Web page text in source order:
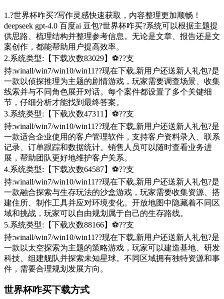
1.?世界杯咋买?写作灵感快速获取，内容整理更加顺畅！
deepseek gpt-4.0 百度ai 豆包?世界杯咋买?系统可以根据主题提
供思路、梳理结构并整理参考信息。无论是文章、报告还是文
案创作，都能帮助用户提高效率。
2.系统类型:【下载次数83029】⚽??支
持:winall/win7/win10/win11??现在下载,新用户还送新人礼包?是
一款以侦探推理为主题的剧情游戏，玩家需要调查场景、收集
线索并与不同角色展开对话。每个案件都设置了多个关键细
节，仔细分析才能找到最终答案。
3.系统类型:【下载次数47311】⚽??支
持:winall/win7/win10/win11??现在下载,新用户还送新人礼包?是
一款适合企业使用的客户管理软件，支持客户资料录入、联系
记录、订单跟踪和数据统计。销售人员可以随时查看业务进
展，帮助团队更好地维护客户关系。
4.系统类型:【下载次数64587】⚽??支
持:winall/win7/win10/win11??现在下载,新用户还送新人礼包?是
一款融合探索与生存玩法的沙盒游戏，玩家需要收集资源、搭
建住所、制作工具并应对环境变化。开放地图中隐藏着不同区
域和挑战，玩家可以自由规划属于自己的生存路线。
5.系统类型:【下载次数88166】⚽??支
持:winall/win7/win10/win11??现在下载,新用户还送新人礼包?是
一款以太空探索为主题的策略游戏，玩家可以建造基地、研发
科技、组建舰队并探索未知星球。不同区域拥有独特资源和事
件，需要合理规划发展方向。
世界杯咋买下载方式